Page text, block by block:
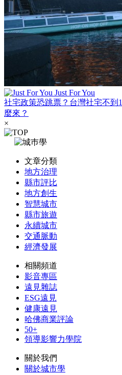
Just For You
社宅政策恐跳票？台灣社宅不到
麼來？
×
文章分類
地方治理
縣市評比
地方創生
智慧城市
縣市旅遊
永續城市
交通脈動
經濟發展
相關頻道
影音專區
遠見雜誌
ESG遠見
健康遠見
哈佛商業評論
50+
領導影響力學院
關於我們
關於城市學